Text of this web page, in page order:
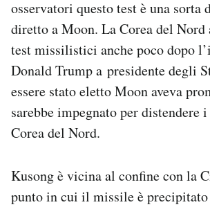
osservatori questo test è una sorta
diretto a Moon. La Corea del Nord
test missilistici anche poco dopo
Donald Trump a presidente degli
essere stato eletto Moon aveva
sarebbe impegnato per distendere
Corea del Nord.
Kusong è vicina al confine con la
punto in cui il missile è precipitato